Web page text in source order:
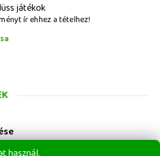
játékok
ír ehhez a tételhez!